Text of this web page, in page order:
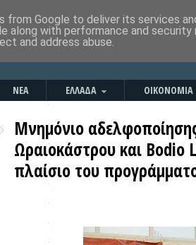
ΝΕΑ ΕΛΛΑΔΑ ΟΙΚΟΝΟΜΙΑ
Μνημόνιο
Ωραιοκάστρου και Bodio
πλαίσιο του
from Google to deliver its services
along with performance and
and address abuse.